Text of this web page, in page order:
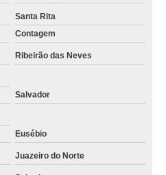
Santa Rita
Contagem
Ribeirão das Neves
Salvador
Eusébio
Juazeiro do Norte